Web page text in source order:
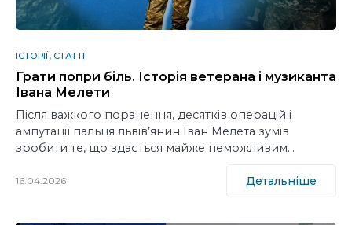
ІСТОРІЇ СТАТТІ
Грати попри біль. Історія ветерана і музиканта
Івана Мелети
Після важкого поранення, десятків операцій і
ампутації пальця львів’янин Іван Мелета зумів
зробити те, що здається майже неможливим…
16.04.2026 Детальніше